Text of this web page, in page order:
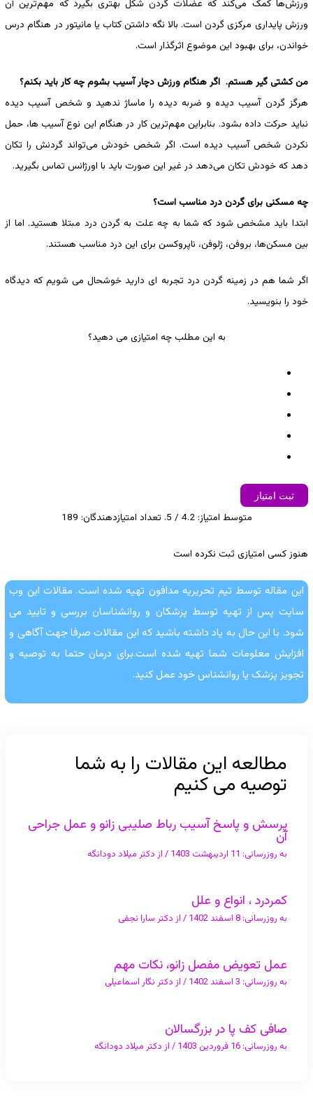
‌‌ورزش‌ها کمک می‌کند که عضلات گردن شکل بهتری بگیرد که ‌‌مهم‌ترین آن
ورزش پایداری مرکزی گردن است. بالا نگه داشتن کتاب یا مانیتور در هنگام درس
خواندن، برای بهبود این موضوع اثرگذار است.
من کشتی گیر هستم. اگر هنگام ورزش دچار آسیب بشوم چه کار باید بکنم؟
هرگز گردن آسیب دیده و ضربه دیده را ماساژ ندهید و شخص آسیب دیده
نباید حرکت داده بشود. بنابراین ‌‌مهم‌ترین کار در هنگام این نوع آسیب ها، حمل
نکردن شخص آسیب دیده است. اگر شخص خودش می‌تواند گردنش را تکان
دهد که خودش تکان می‌دهد در غیر این صورت باید با اورژانس تماس بگیرید.
چه مسکنی برای گردن درد مناسب است؟
ابتدا باید مشخص شود که شما به چه علت به گردن درد مبتلا هستید. اما از
بین مسکن‌ها، بروفن، ژلوفن، ناپروکسن برای این درد مناسب هستند.
اگر شما هم در زمینه گردن درد تجربه ای دارید خوشحال می شویم که دیدگاه
خود را بنویسید.
به این مطلب چه امتیازی می دهید؟
ثبت امتیاز
متوسط امتیاز:4.2 / 5. تعداد امتیازدهندگان: 189
هنوز کسی امتیازی ثبت نکرده است
این مقاله توسط تیم تحریریه مدافون تهیه شده است. مقالات این وب
سایت پس از تهیه توسط پزشکان و روانشناسان بررسی و تایید می
شود. با این حال به یاد داشته باشید که این مقالات صرفا جهت آگاهی و
افزایش معلومات شما تهیه شده است.برای درمان حتما به توصیه و
تجویز پزشک یا روانشناس خود عمل کنید.
مطالعه این مقالات را به شما
توصیه می کنیم
پرسش و پاسخ آسیب رباط صلیبی زانو و عمل جراحی
آن
به روزرسانی: / از دکتر میلاد دودانگه
کمردرد ، انواع و علل
به روزرسانی: 8 اسفند 1402 / از دکتر سارا نجفی
عمل تعویض مفصل زانو، نکات مهم
به روزرسانی: / از دکتر نگار اسماعیلی
صافی کف پا در بزرگسالان
به روزرسانی: 16 فروردین 1403 / از دکتر میلاد دودانگه